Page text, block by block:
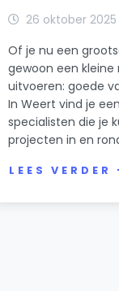
26 oktober 2025
Of je nu een
gewoon een
uitvoeren: goede
In Weert vind je
specialisten die je
projecten in en
LEES VERDER